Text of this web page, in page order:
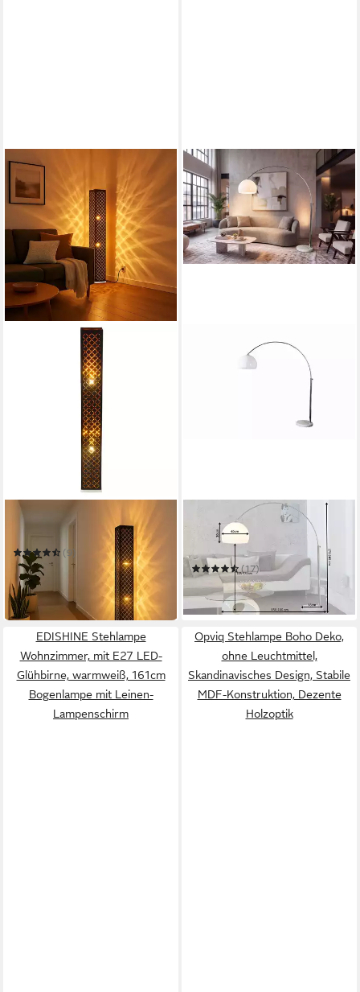
GLOBO LIGHTING
(9)
89,90 € UVP 139,99 €
-36%
in 3-4 Werktagen bei dir
RIESS-AMBIENTE
Bogenlampe LOUNGE DEAL
175-205cm weiß
(17)
139,95 €
in 3-4 Werktagen bei dir
EDISHINE Stehlampe
Wohnzimmer, mit E27 LED-
Glühbirne, warmweiß, 161cm
Bogenlampe mit Leinen-
Lampenschirm
Opviq Stehlampe Boho Deko,
ohne Leuchtmittel,
Skandinavisches Design, Stabile
MDF-Konstruktion, Dezente
Holzoptik